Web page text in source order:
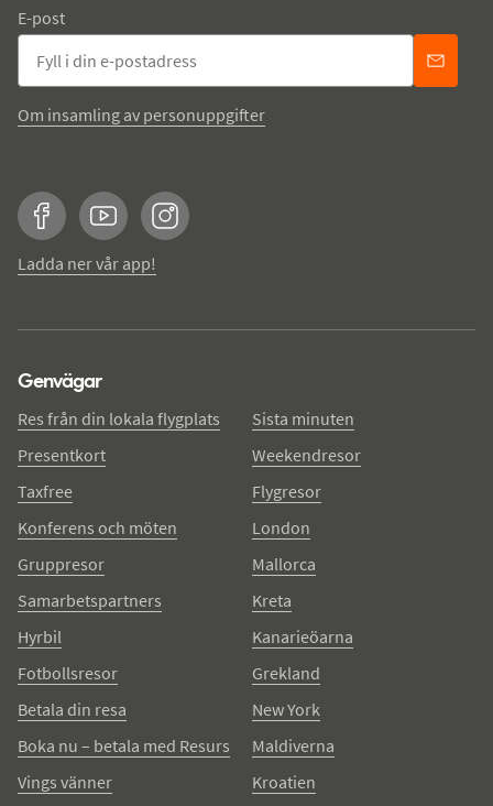
E-post
Om insamling av personuppgifter
FacebookYouTubeInstagram
Ladda ner vår app!
Genvägar
Res från din lokala flygplats
Presentkort
Taxfree
Konferens och möten
Gruppresor
Samarbetspartners
Hyrbil
Fotbollsresor
Betala din resa
Boka nu – betala med Resurs
Vings vänner
Sista minuten
Weekendresor
Flygresor
London
Mallorca
Kreta
Kanarieöarna
Grekland
New York
Maldiverna
Kroatien